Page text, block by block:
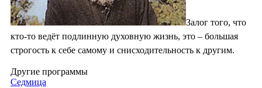
Залог того, что
кто-то ведёт подлинную духовную жизнь, это – большая
строгость к себе самому и снисходительность к другим.
Другие программы
Седмица